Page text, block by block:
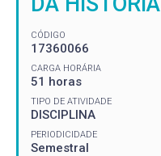
CÓDIGO
17360066
CARGA HORÁRIA
51 horas
TIPO DE ATIVIDADE
DISCIPLINA
PERIODICIDADE
Semestral